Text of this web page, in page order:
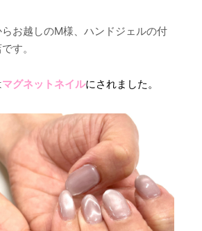
お越しのM様、ハンドジェルの付
す。
マグネットネイルにされました 。